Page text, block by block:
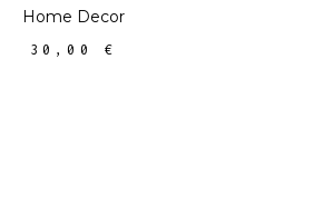
Home Decor
30,00 €